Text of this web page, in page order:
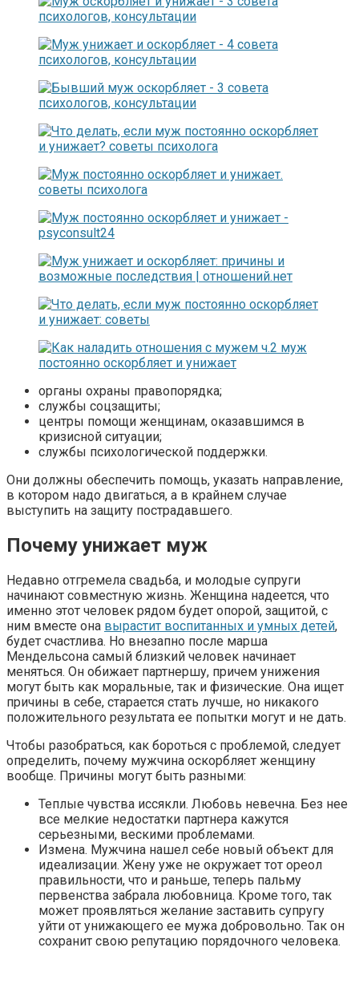
органы охраны правопорядка;
службы соцзащиты;
центры помощи женщинам, оказавшимся в
кризисной ситуации;
службы психологической поддержки.
Они должны обеспечить помощь, указать направление,
в котором надо двигаться, а в крайнем случае
выступить на защиту пострадавшего.
Почему унижает муж
Недавно отгремела свадьба, и молодые супруги
начинают совместную жизнь. Женщина надеется, что
именно этот человек рядом будет опорой, защитой, с
ним вместе она вырастит воспитанных и умных детей,
будет счастлива. Но внезапно после марша
Мендельсона самый близкий человек начинает
меняться. Он обижает партнершу, причем унижения
могут быть как моральные, так и физические. Она ищет
причины в себе, старается стать лучше, но никакого
положительного результата ее попытки могут и не дать.
Чтобы разобраться, как бороться с проблемой, следует
определить, почему мужчина оскорбляет женщину
вообще. Причины могут быть разными:
Теплые чувства иссякли. Любовь невечна. Без нее
все мелкие недостатки партнера кажутся
серьезными, вескими проблемами.
Измена. Мужчина нашел себе новый объект для
идеализации. Жену уже не окружает тот ореол
правильности, что и раньше, теперь пальму
первенства забрала любовница. Кроме того, так
может проявляться желание заставить супругу
уйти от унижающего ее мужа добровольно. Так он
сохранит свою репутацию порядочного человека.